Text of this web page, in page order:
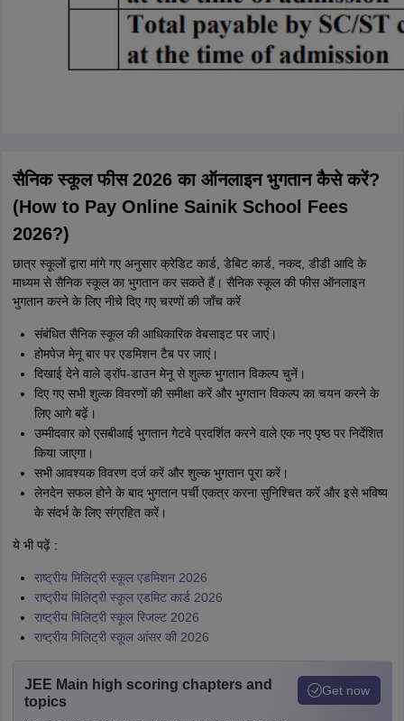
सैनिक स्कूल फीस 2026 का ऑनलाइन भुगतान कैसे करें?
(How to Pay Online Sainik School Fees
2026?)
छात्र स्कूलों द्वारा मांगे गए अनुसार क्रेडिट कार्ड, डेबिट कार्ड, नकद, डीडी आदि के
माध्यम से सैनिक स्कूल का भुगतान कर सकते हैं। सैनिक स्कूल की फीस ऑनलाइन
भुगतान करने के लिए नीचे दिए गए चरणों की जाँच करें
संबंधित सैनिक स्कूल की आधिकारिक वेबसाइट पर जाएं।
होमपेज मेनू बार पर एडमिशन टैब पर जाएं।
दिखाई देने वाले ड्रॉप-डाउन मेनू से शुल्क भुगतान विकल्प चुनें।
दिए गए सभी शुल्क विवरणों की समीक्षा करें और भुगतान विकल्प का चयन करने के
लिए आगे बढ़ें।
उम्मीदवार को एसबीआई भुगतान गेटवे प्रदर्शित करने वाले एक नए पृष्ठ पर निर्देशित
किया जाएगा।
सभी आवश्यक विवरण दर्ज करें और शुल्क भुगतान पूरा करें।
लेनदेन सफल होने के बाद भुगतान पर्ची एकत्र करना सुनिश्चित करें और इसे भविष्य
के संदर्भ के लिए संग्रहित करें।
ये भी पढ़ें :
राष्ट्रीय मिलिट्री स्कूल एडमिशन 2026
राष्ट्रीय मिलिट्री स्कूल एडमिट कार्ड 2026
राष्ट्रीय मिलिट्री स्कूल रिजल्ट 2026
राष्ट्रीय मिलिट्री स्कूल आंसर की 2026
JEE Main high scoring chapters and
topics
Get now